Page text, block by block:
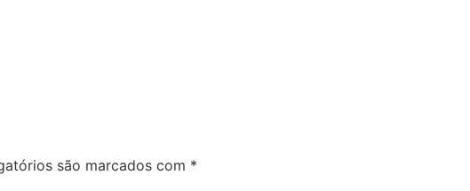
são marcados com *